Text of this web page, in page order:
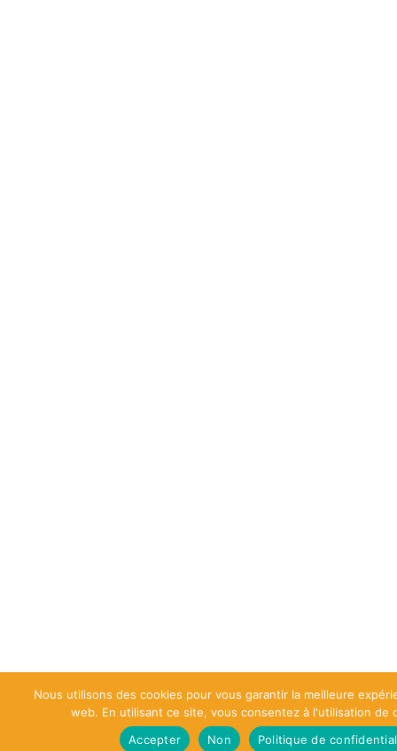
Nous utilisons des cookies pour vous garantir la meilleure
web. En utilisant ce site, vous consentez à l'utilisation de
Accepter
Non Politique de